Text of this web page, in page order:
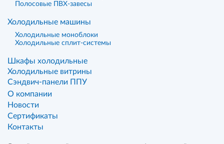
Полосовые ПВХ-завесы
Холодильные машины
Холодильные моноблоки
Холодильные сплит-системы
Шкафы холодильные
Холодильные витрины
Сэндвич-панели ППУ
О компании
Новости
Сертификаты
Контакты